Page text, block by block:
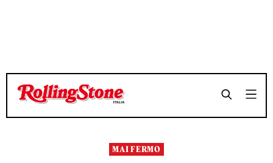
TEMPO DI LETTURA 16 MINUTI SHARE
TEMPO DI LETTURA 16 MINUTI SHARE
MAI FERMO